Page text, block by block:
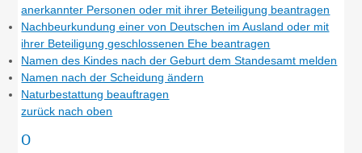
anerkannter Personen oder mit ihrer Beteiligung beantragen
Nachbeurkundung einer von Deutschen im Ausland oder mit
ihrer Beteiligung geschlossenen Ehe beantragen
Namen des Kindes nach der Geburt dem Standesamt melden
Namen nach der Scheidung ändern
Naturbestattung beauftragen
zurück nach oben
O